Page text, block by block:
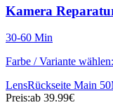
Kamera
30-60 Min
Farbe / Variante wählen:
LensRückseite Main
Preis:ab 39.99€